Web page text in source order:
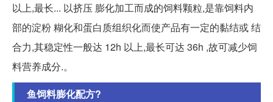
以上,最长... 以挤压 膨化加工而成的饲料颗粒,是靠饲料内
部的淀粉 糊化和蛋白质组织化而使产品有一定的黏结或 结
合力,其稳定性一般达 12h 以上,最长可达 36h ,故可减少饲
料营养成分.。
鱼饲料膨化配方?